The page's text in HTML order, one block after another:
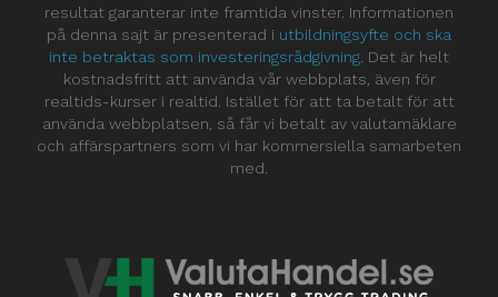
resultat garanterar inte framtida vinster. Informationen
på denna sajt är presenterad i utbildningsyfte och ska
inte betraktas som investeringsrådgivning . Det är helt
kostnadsfritt att använda vår webbplats, även för
realtids-kurser i realtid. Istället för att ta betalt för att
använda webbplatsen, så får vi betalt av valutamäklare
och affärspartners som vi har kommersiella samarbeten
med.